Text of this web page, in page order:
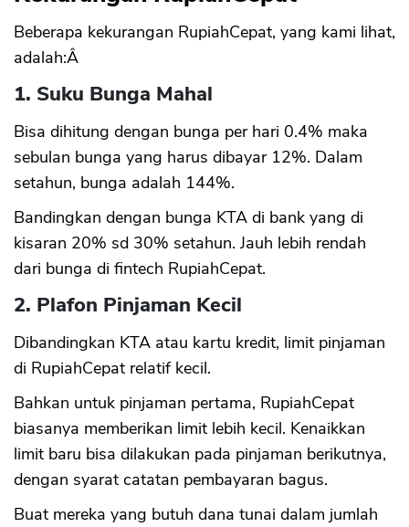
Beberapa kekurangan RupiahCepat, yang kami lihat,
adalah:Â
1. Suku Bunga Mahal
Bisa dihitung dengan bunga per hari 0.4% maka
sebulan bunga yang harus dibayar 12%. Dalam
setahun, bunga adalah 144%.
Bandingkan dengan bunga KTA di bank yang di
kisaran 20% sd 30% setahun. Jauh lebih rendah
dari bunga di fintech RupiahCepat.
2. Plafon Pinjaman Kecil
Dibandingkan KTA atau kartu kredit, limit pinjaman
di RupiahCepat relatif kecil.
Bahkan untuk pinjaman pertama, RupiahCepat
biasanya memberikan limit lebih kecil. Kenaikkan
limit baru bisa dilakukan pada pinjaman berikutnya,
dengan syarat catatan pembayaran bagus.
Buat mereka yang butuh dana tunai dalam jumlah